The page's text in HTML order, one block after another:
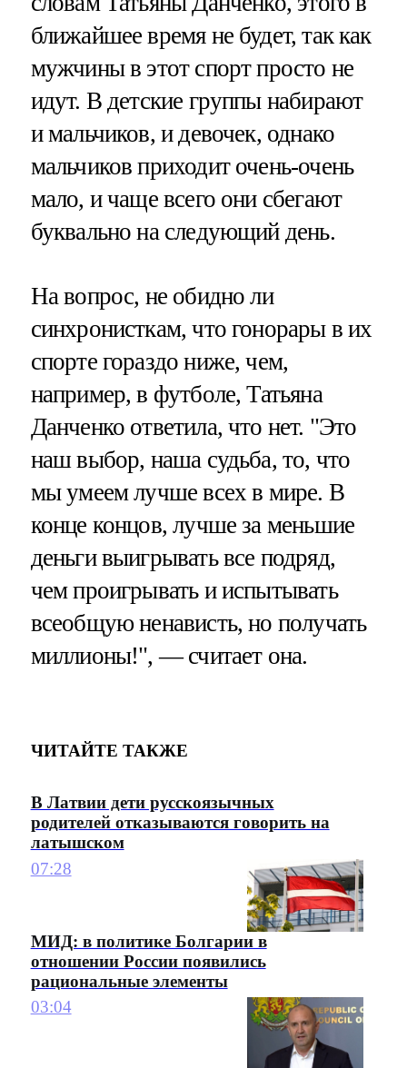
ближайшее время не будет, так как
мужчины в этот спорт просто не
идут. В детские группы набирают
и мальчиков, и девочек, однако
мальчиков приходит очень-очень
мало, и чаще всего они сбегают
буквально на следующий день.
На вопрос, не обидно ли
синхронисткам, что гонорары в их
спорте гораздо ниже, чем,
например, в футболе, Татьяна
Данченко ответила, что нет. "Это
наш выбор, наша судьба, то, что
мы умеем лучше всех в мире. В
конце концов, лучше за меньшие
деньги выигрывать все подряд,
чем проигрывать и испытывать
всеобщую ненависть, но получать
миллионы!", — считает она.
ЧИТАЙТЕ ТАКЖЕ
В Латвии дети русскоязычных
родителей отказываются говорить на
латышском
07:28
МИД: в политике Болгарии в
отношении России появились
рациональные элементы
03:04